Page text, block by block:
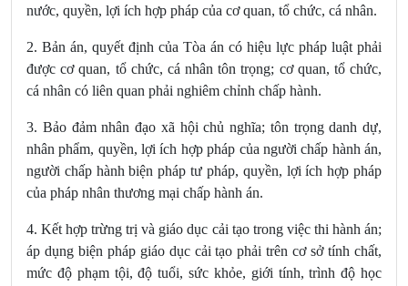
nước, quyền, lợi ích hợp pháp của cơ quan, tổ chức, cá nhân.
2. Bản án, quyết định của Tòa án có hiệu lực pháp luật phải
được cơ quan, tổ chức, cá nhân tôn trọng; cơ quan, tổ chức,
cá nhân có liên quan phải nghiêm chỉnh chấp hành.
3. Bảo đảm nhân đạo xã hội chủ nghĩa; tôn trọng danh dự,
nhân phẩm, quyền, lợi ích hợp pháp của người chấp hành án,
người chấp hành biện pháp tư pháp, quyền, lợi ích hợp pháp
của pháp nhân thương mại chấp hành án.
4. Kết hợp trừng trị và giáo dục cải tạo trong việc thi hành án;
áp dụng biện pháp giáo dục cải tạo phải trên cơ sở tính chất,
mức độ phạm tội, độ tuổi, sức khỏe, giới tính, trình độ học